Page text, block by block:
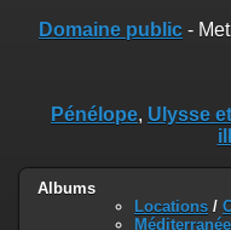
Domaine public -
Pénélope, Ulysse
Albums
Locations /
Méditerranée